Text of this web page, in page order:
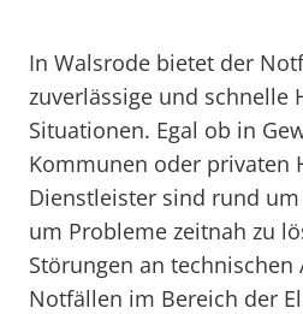
In Walsrode bietet der
zuverlässige und schnelle
Situationen. Egal ob in
Kommunen oder privaten
Dienstleister sind rund
um Probleme zeitnah zu
Störungen an technischen
Notfällen im Bereich der